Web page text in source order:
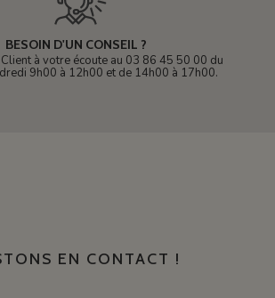
BESOIN D'UN CONSEIL ?
à votre écoute au 03 86 45 50 00 du
9h00 à 12h00 et de 14h00 à 17h00.
EN CONTACT !